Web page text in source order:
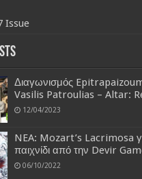
Issue
Διαγωνισμός
Vasilis Patroulias – Altar:
12/04/2023
NEA: Mozart’s Lacrimosa
παιχνίδι από την Devir
06/10/2022